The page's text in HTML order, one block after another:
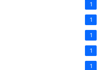
1
1
1
1
1